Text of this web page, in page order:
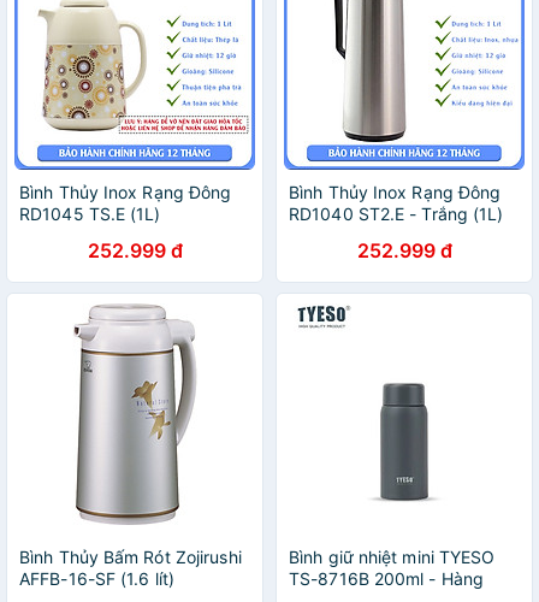
Bình Thủy Inox Rạng Đông
RD1045 TS.E (1L)
252.999 đ
Bình Thủy Inox Rạng Đông
RD1040 ST2.E - Trắng (1L)
252.999 đ
Bình Thủy Bấm Rót Zojirushi
AFFB-16-SF (1.6 lít)
Bình giữ nhiệt mini TYESO
TS-8716B 200ml - Hàng